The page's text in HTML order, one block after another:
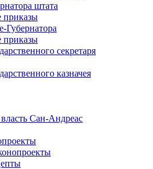
штата
секретаря
казначея
Сан-Андреас